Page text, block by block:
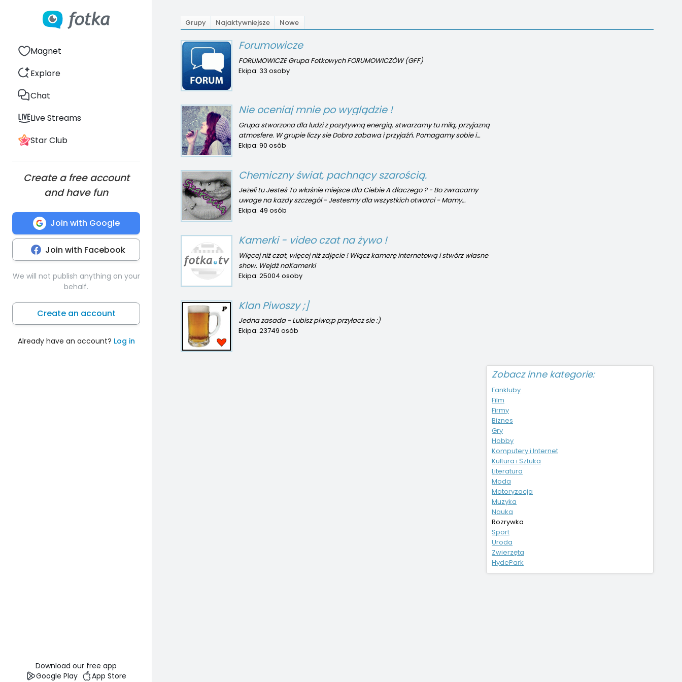
Magnet
Explore
Chat
Live Streams
Star Club
Create a free account
and have fun
Join with Google
Join with Facebook
We will not publish anything on your
behalf.
Create an account
Already have an account? Log in
Download our free app
Google Play
App Store
Grupy Najaktywniejsze Nowe
Forumowicze
FORUMOWICZE Grupa Fotkowych FORUMOWICZÓW (GFF)
Ekipa:33 osoby
Nie oceniaj mnie po wyglądzie !
Grupa stworzona dla ludzi z pozytywną energią, stwarzamy tu miłą, przyjazną
atmosfere. W grupie liczy sie Dobra zabawa i przyjaźń. Pomagamy sobie i
Ekipa:90 osób
Chemiczny świat, pachnący szarością.
Jeżeli tu Jesteś To właśnie miejsce dla Ciebie A dlaczego ? - Bo zwracamy
uwage na kazdy szczegól - Jestesmy dla wszystkich otwarci - Mamy
doskonaly kontakt ze sobą - Nie robimy pr
Ekipa: 49 osób
Kamerki - video czat na żywo !
Więcej niż czat, więcej niż zdjęcie ! Włącz kamerę internetową i stwórz własne
show. Wejdź naKamerki
Ekipa:25004 osoby
Klan Piwoszy ;]
Jedna zasada - Lubisz piwo;p przyłacz sie :)
Ekipa:23749 osób
Zobacz inne kategorie:
Fankluby
Film
Firmy
Biznes
Gry
Hobby
Komputery i Internet
Kultura i Sztuka
Literatura
Moda
Motoryzacja
Muzyka
Nauka
Rozrywka
Sport
Uroda
Zwierzęta
HydePark